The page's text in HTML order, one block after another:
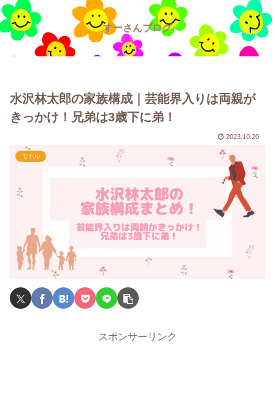
すーさんブログ
水沢林太郎の家族構成｜芸能界入りは両親が
きっかけ！兄弟は3歳下に弟！
2023.10.20
モデル
スポンサーリンク